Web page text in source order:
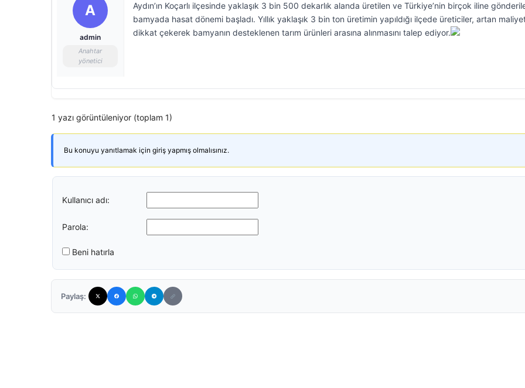
A
admin
Anahtar
yönetici
Aydın’ın Koçarlı ilçesinde yaklaşık 3 bin 500 dekarlık alanda üretilen ve Türkiye’nin birçok iline
bamyada hasat dönemi başladı. Yıllık yaklaşık 3 bin ton üretimin yapıldığı ilçede üreticiler, artan
dikkat çekerek bamyanın desteklenen tarım ürünleri arasına alınmasını talep ediyor.
1 yazı görüntüleniyor (toplam 1)
Bu konuyu yanıtlamak için giriş yapmış olmalısınız.
Kullanıcı adı:
Parola:
Beni hatırla
Paylaş: